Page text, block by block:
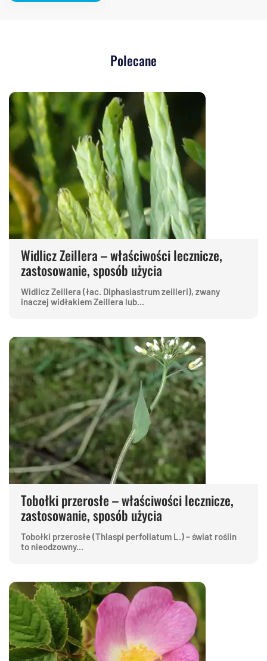
Polecane
Widlicz Zeillera – właściwości lecznicze,
zastosowanie, sposób użycia
Widlicz Zeillera (łac. Diphasiastrum zeilleri), zwany
inaczej widłakiem Zeillera lub...
Tobołki przerosłe – właściwości lecznicze,
zastosowanie, sposób użycia
Tobołki przerosłe (Thlaspi perfoliatum L.) – świat roślin
to nieodzowny...